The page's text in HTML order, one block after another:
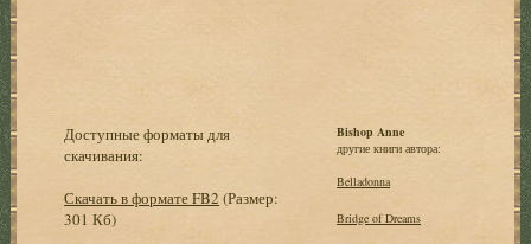
Доступные форматы для
скачивания:
Скачать в формате FB2 (Размер:
301 Кб)
Bishop Anne
другие книги автора:
Belladonna
Bridge of Dreams